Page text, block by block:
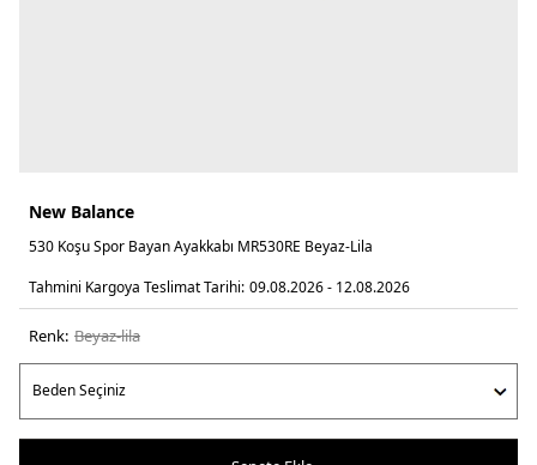
New Balance
530 Koşu Spor Bayan Ayakkabı MR530RE Beyaz-Lila
Tahmini Kargoya Teslimat Tarihi: 09.08.2026 - 12.08.2026
Renk: beyaz-lila